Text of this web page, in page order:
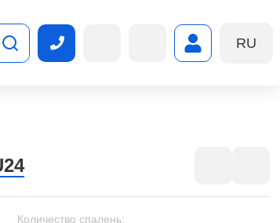
RU
Количество спалень: